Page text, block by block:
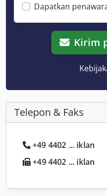
Dapatkan
Kirim
Telepon & Faks
+49 4402 ... iklan
+49 4402 ... iklan